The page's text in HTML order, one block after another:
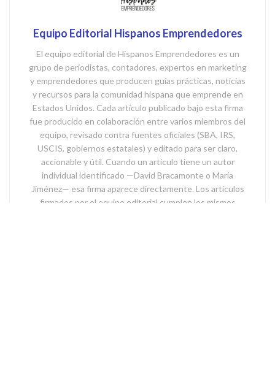
Equipo Editorial Hispanos Emprendedores
El equipo editorial de Hispanos Emprendedores es un
grupo de periodistas, contadores, expertos en marketing
y emprendedores que producen guías prácticas, noticias
y recursos para la comunidad hispana que emprende en
Estados Unidos. Cada artículo publicado bajo esta firma
fue producido en colaboración entre varios miembros del
equipo, revisado contra fuentes oficiales (SBA, IRS,
USCIS, gobiernos estatales) y editado para ser claro,
accionable y útil. Cuando un artículo tiene un autor
individual identificado —David Bracamonte o María
Jiménez— esa firma aparece directamente. Los artículos
firmados por el equipo editorial cumplen los mismos